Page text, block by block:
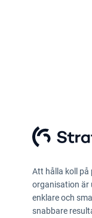
Att hålla koll på
organisation är
enklare och
snabbare